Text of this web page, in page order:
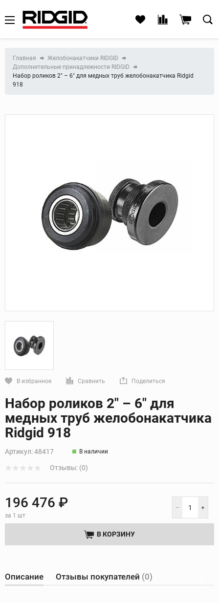
Главная
Желобонакатчики RIDGID
Дополнительные принадлежности RIDGID
Набор роликов 2" – 6" для медных труб желобонакатчика Ridgid
918
В избранное Сравнить Поделиться
Кликните, чтобы скопировать прямую ссылку
Набор роликов 2" – 6" для
медных труб желобонакатчика
Ridgid 918
Артикул:48417 В наличии
Отзывы: (0)
196 476 ₽
за 1 шт
В КОРЗИНУ
Описание Отзывы покупателей (0)